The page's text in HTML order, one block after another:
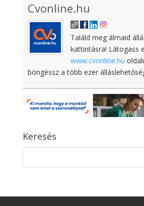
Cvonline.hu
Találd meg álmaid
kattintásra! Látogass
www.cvonline.hu
böngéssz a több ezer
Keresés